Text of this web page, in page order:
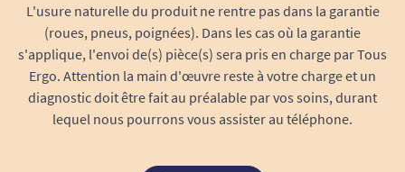
L'usure naturelle du produit ne rentre pas dans la garantie
(roues, pneus, poignées). Dans les cas où la garantie
s'applique, l'envoi de(s) pièce(s) sera pris en charge par Tous
Ergo. Attention la main d'œuvre reste à votre charge et un
diagnostic doit être fait au préalable par vos soins, durant
lequel nous pourrons vous assister au téléphone.